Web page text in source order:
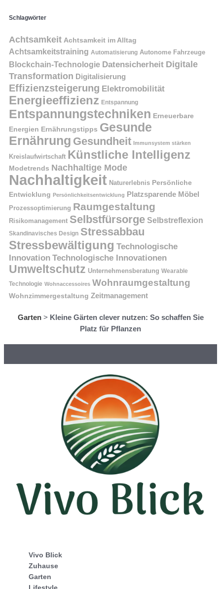
Schlagwörter
Achtsamkeit Achtsamkeit im Alltag
Achtsamkeitstraining Automatisierung Autonome Fahrzeuge
Blockchain-Technologie Datensicherheit Digitale
Transformation Digitalisierung
Effizienzsteigerung Elektromobilität
Energieeffizienz Entspannung
Entspannungstechniken Erneuerbare
Energien Ernährungstipps Gesunde
Ernährung Gesundheit Immunsystem stärken
Kreislaufwirtschaft Künstliche Intelligenz
Modetrends Nachhaltige Mode
Nachhaltigkeit Naturerlebnis Persönliche
Entwicklung Persönlichkeitsentwicklung Platzsparende Möbel
Prozessoptimierung Raumgestaltung
Risikomanagement Selbstfürsorge Selbstreflexion
Skandinavisches Design Stressabbau
Stressbewältigung Technologische
Innovation Technologische Innovationen
Umweltschutz Unternehmensberatung Wearable
Technologie Wohnaccessoires Wohnraumgestaltung
Wohnzimmergestaltung Zeitmanagement
Garten> Kleine Gärten clever nutzen: So schaffen Sie
Platz für Pflanzen
Vivo Blick
Zuhause
Garten
Lifestyle